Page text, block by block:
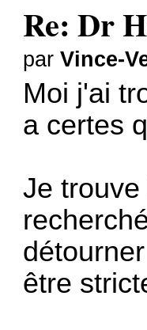
Re: Dr
parVince-
Moi j'ai
a certes
Je
être